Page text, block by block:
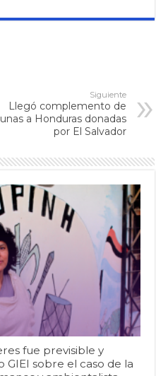
Siguiente
Llegó complemento de
a Honduras donadas
por El Salvador
fue previsible y
sobre el caso de la